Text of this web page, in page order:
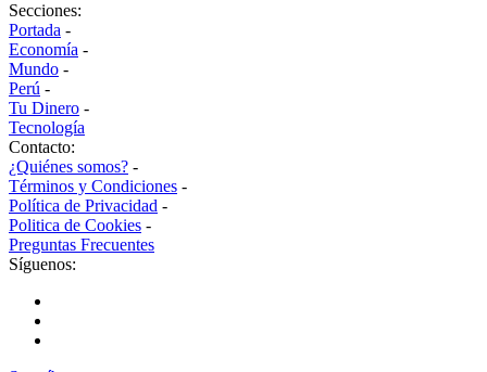
Secciones:
Portada -
Economía -
Mundo -
Perú -
Tu Dinero -
Tecnología
Contacto:
¿Quiénes somos? -
Términos y Condiciones -
Política de Privacidad -
Politica de Cookies -
Preguntas Frecuentes
Síguenos: